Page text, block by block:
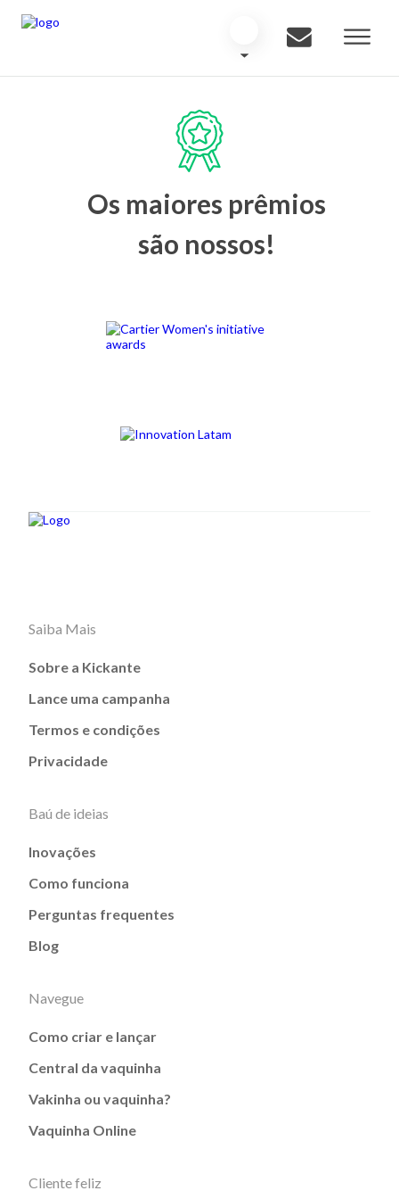
Os maiores prêmios
são nossos!
Saiba Mais
Sobre a Kickante
Lance uma campanha
Termos e condições
Privacidade
Baú de ideias
Inovações
Como funciona
Perguntas frequentes
Blog
Navegue
Como criar e lançar
Central da vaquinha
Vakinha ou vaquinha?
Vaquinha Online
Cliente feliz